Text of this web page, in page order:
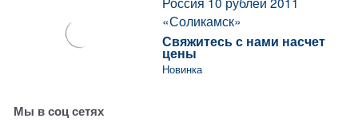
«Соликамск»
Свяжитесь с нами насчет
цены
Новинка
Мы в соц сетях